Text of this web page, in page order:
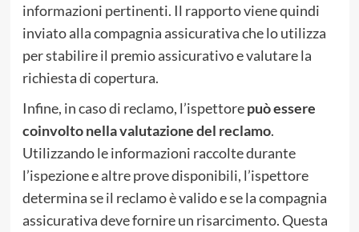
informazioni pertinenti. Il rapporto viene quindi
inviato alla compagnia assicurativa che lo utilizza
per stabilire il premio assicurativo e valutare la
richiesta di copertura.
Infine, in caso di reclamo, l’ispettorepuò essere
coinvolto nella valutazione del reclamo.
Utilizzando le informazioni raccolte durante
l’ispezione e altre prove disponibili, l’ispettore
determina se il reclamo è valido e se la compagnia
assicurativa deve fornire un risarcimento. Questa